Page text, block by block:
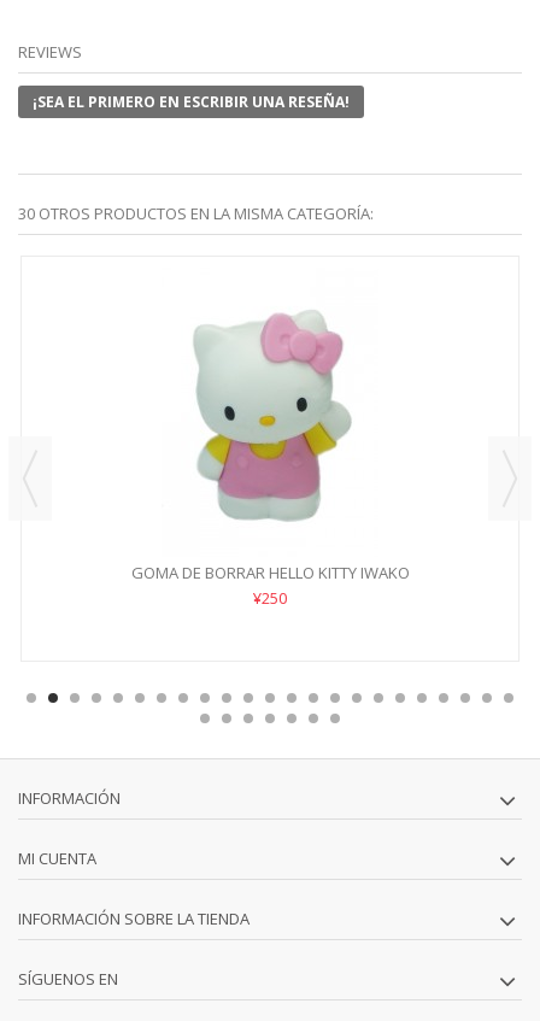
REVIEWS
¡SEA EL PRIMERO EN ESCRIBIR UNA RESEÑA!
30 OTROS PRODUCTOS EN LA MISMA CATEGORÍA:
GOMA DE BORRAR HELLO KITTY IWAKO
¥250
INFORMACIÓN
MI CUENTA
INFORMACIÓN SOBRE LA TIENDA
SÍGUENOS EN